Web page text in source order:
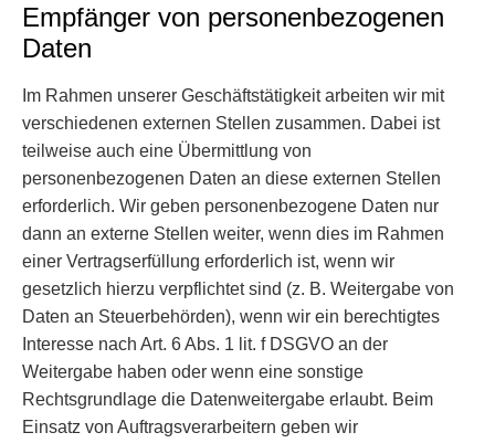
Empfänger von personenbezogenen
Daten
Im Rahmen unserer Geschäftstätigkeit arbeiten wir mit
verschiedenen externen Stellen zusammen. Dabei ist
teilweise auch eine Übermittlung von
personenbezogenen Daten an diese externen Stellen
erforderlich. Wir geben personenbezogene Daten nur
dann an externe Stellen weiter, wenn dies im Rahmen
einer Vertragserfüllung erforderlich ist, wenn wir
gesetzlich hierzu verpflichtet sind (z. B. Weitergabe von
Daten an Steuerbehörden), wenn wir ein berechtigtes
Interesse nach Art. 6 Abs. 1 lit. f DSGVO an der
Weitergabe haben oder wenn eine sonstige
Rechtsgrundlage die Datenweitergabe erlaubt. Beim
Einsatz von Auftragsverarbeitern geben wir